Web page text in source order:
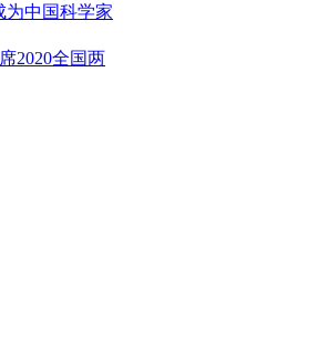
为中国科学家
2020全国两